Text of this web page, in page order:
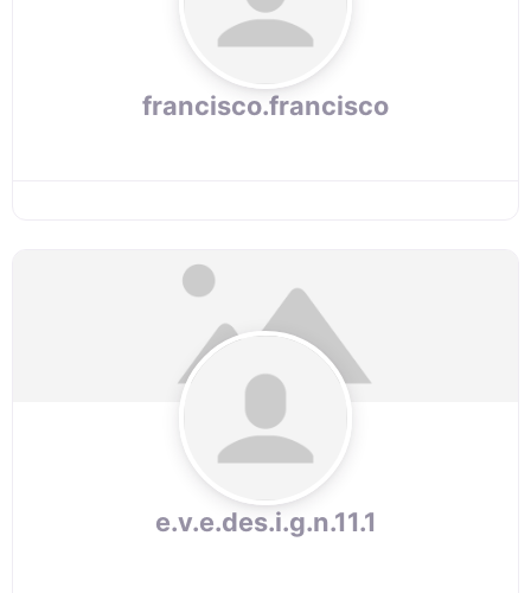
francisco.francisco
e.v.e.des.i.g.n.11.1